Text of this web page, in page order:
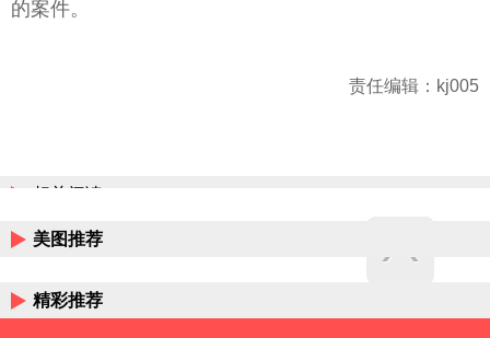
的案件。
责任编辑：kj005
相关阅读
美图推荐
精彩推荐